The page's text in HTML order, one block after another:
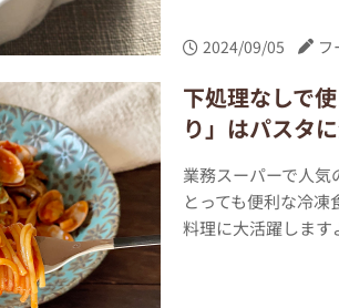
2024/09/05 フ
下処理なしで
り」はパスタ
業務スーパーで人
とっても便利な冷
料理に大活躍しま